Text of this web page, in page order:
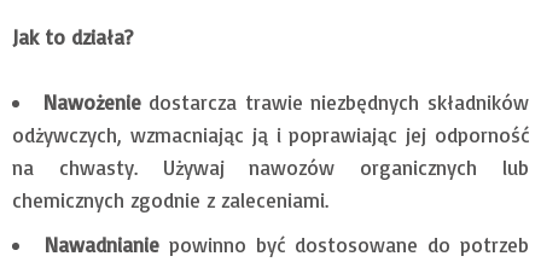
Jak to działa?
Nawożeniedostarcza trawie niezbędnych składników
odżywczych, wzmacniając ją i poprawiając jej odporność
na chwasty. Używaj nawozów organicznych lub
chemicznych zgodnie z zaleceniami.
Nawadnianie powinno być dostosowane do potrzeb